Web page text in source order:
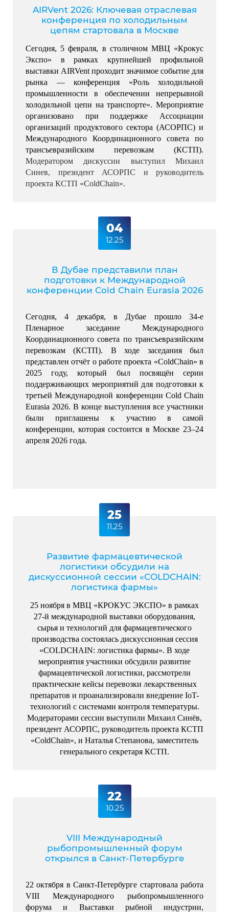
AIRVent 2026: Ключевая отраслевая
конференция по холодильным
цепям стартовала в Москве
Сегодня, 5 февраля, в столичном МВЦ «Крокус
Экспо» в рамках крупнейшей профильной
выставки AIRVent проходит значимое событие для
рынка — конференция «Роль холодильной
промышленности в обеспечении непрерывной
холодильной цепи на транспорте». Мероприятие
организовано при поддержке Ассоциации
организаций продуктового сектора (АСОРПС) и
Международного Координационного совета по
Модератором дискуссии выступил Михаил
Синев, президент АСОРПС и руководитель
проекта КСТП «ColdChain».
04
12.25
В Дубае представили план
подготовки к Международной
конференции Cold Chain Eurasia 2026
Сегодня, 4 декабря, в Дубае прошло 34-е
Пленарное заседание Международного
Координационного совета по трансъевразийским
перевозкам (КСТП). В ходе заседания был
представлен отчёт о работе проекта «ColdChain» в
2025 году, который был посвящён серии
поддерживающих мероприятий для подготовки к
третьей Международной конференции Cold Chain
Eurasia 2026. В конце выступления все участники
были приглашены к участию в самой
конференции, которая состоится в Москве 23–24
апреля 2026 года.
25
11.25
Развитие фармацевтической
логистики обсудили на
дискуссионной сессии «COLDCHAIN:
логистика фармы»
25 ноября в МВЦ «КРОКУС ЭКСПО» в рамках
27-й международной выставки оборудования,
сырья и технологий для фармацевтического
производства состоялась дискуссионная сессия
«COLDCHAIN: логистика фармы». В ходе
мероприятия участники обсудили развитие
фармацевтической логистики, рассмотрели
практические кейсы перевозки лекарственных
препаратов и проанализировали внедрение IoT-
технологий с системами контроля температуры.
Модераторами сессии выступили Михаил Синёв,
президент АСОРПС, руководитель проекта КСТП
«ColdChain», и Наталья Степанова, заместитель
генерального секретаря КСТП.
22
10.25
VIII Международный
рыбопромышленный форум
открылся в Санкт-Петербурге
22 октября в Санкт-Петербурге стартовала работа
VIII Международного рыбопромышленного
форума и Выставки рыбной индустрии,